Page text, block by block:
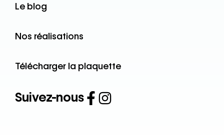
Le blog
Nos réalisations
Télécharger la plaquette
Suivez-nous